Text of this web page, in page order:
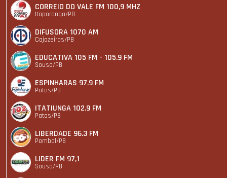
CORREIO DO VALE FM 100,9 MHZ
Itaporanga/PB
DIFUSORA 1070 AM
Cajazeiras/PB
EDUCATIVA 105 FM - 105.9 FM
Sousa/PB
ESPINHARAS 97.9 FM
Patos/PB
ITATIUNGA 102.9 FM
Patos/PB
LIBERDADE 96.3 FM
Pombal/PB
LIDER FM 97,1
Sousa/PB